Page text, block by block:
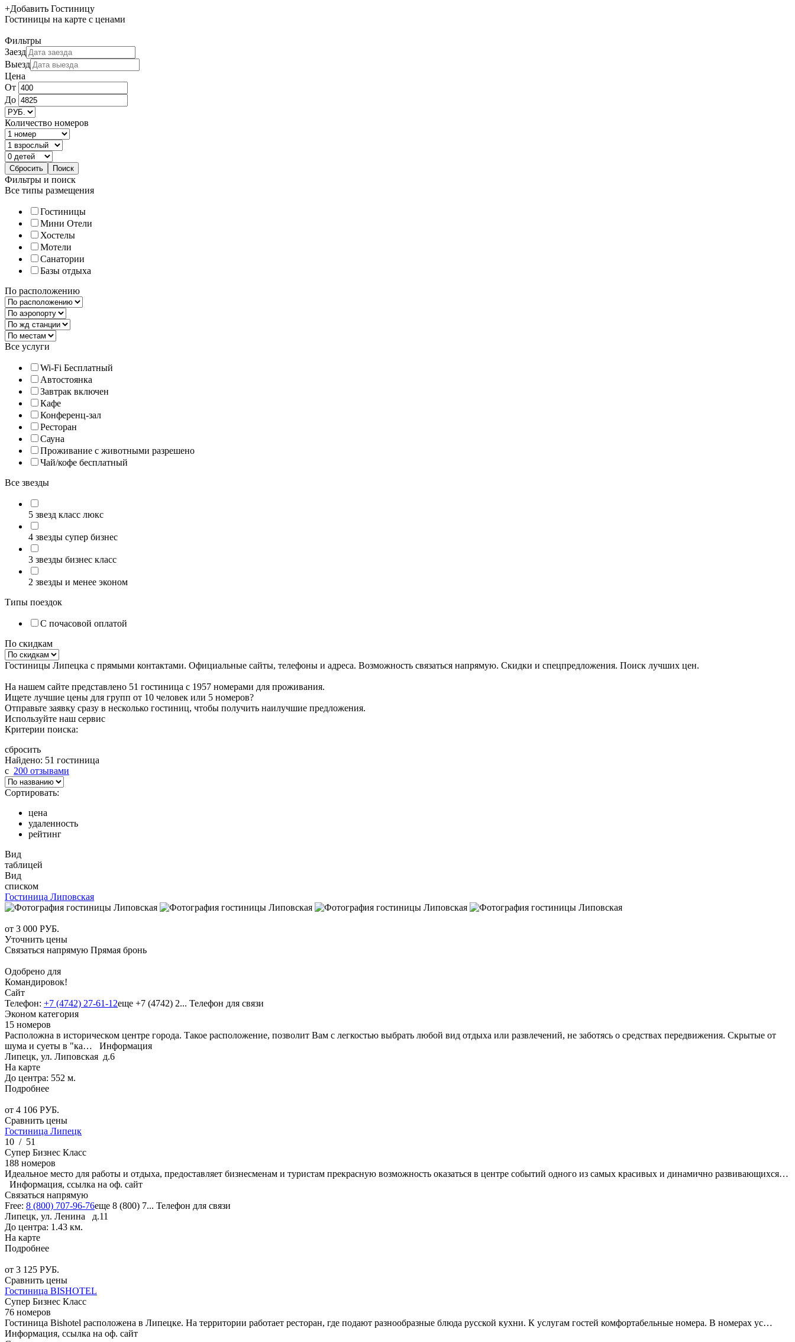
+Добавить Гостиницу
Гостиницы на карте с ценами
Фильтры
Заезд
Выезд
Цена
От
До
Количество номеров
Фильтры и поиск
Все типы размещения
Гостиницы
Мини Отели
Хостелы
Мотели
Санатории
Базы отдыха
По расположению
Все услуги
Wi-Fi Бесплатный
Автостоянка
Завтрак включен
Кафе
Конференц-зал
Ресторан
Сауна
Проживание с животными разрешено
Чай/кофе бесплатный
Все звезды
5 звезд класс люкс
4 звезды супер бизнес
3 звезды бизнес класс
2 звезды и менее эконом
Типы поездок
С почасовой оплатой
По скидкам
Гостиницы Липецка с прямыми контактами. Официальные сайты, телефоны и адреса. Возможность связаться напрямую. Скидки и спецпредложения. Поиск лучших цен.
На нашем сайте представлено 51 гостиница с 1957 номерами для проживания.
Ищете лучшие цены для групп от 10 человек или 5 номеров?
Отправьте заявку сразу в несколько гостиниц, чтобы получить наилучшие предложения.
Используйте наш сервис
Критерии поиска:
сбросить
Найдено: 51 гостиница
c 200 отзывами
Сортировать:
цена
удаленность
рейтинг
Вид
таблицей
Вид
списком
Гостиница Липовская
от 3 000 РУБ.
Уточнить цены
Связаться напрямую Прямая бронь
Одобрено для
Командировок!
Сайт
Телефон: +7 (4742) 27-61-12еще +7 (4742) 2... Телефон для связи
Эконом категория
15 номеров
Расположна в историческом центре города. Такое расположение, позволит Вам с легкостью выбрать любой вид отдыха или развлечений, не заботясь о средствах передвижения. Скрытые от
шума и суеты в "ка… Информация
Липецк, ул. Липовская д.6
На карте
До центра: 552 м.
Подробнее
от 4 106 РУБ.
Сравнить цены
Гостиница Липецк
10 / 51
Супер Бизнес Класс
188 номеров
Идеальное место для работы и отдыха, предоставляет бизнесменам и туристам прекрасную возможность оказаться в центре событий одного из самых красивых и динамично развивающихся…
Информация, ссылка на оф. сайт
Связаться напрямую
Free: 8 (800) 707-96-76еще 8 (800) 7... Телефон для связи
Липецк, ул. Ленина д.11
До центра: 1.43 км.
На карте
Подробнее
от 3 125 РУБ.
Сравнить цены
Гостиница BISHOTEL
Супер Бизнес Класс
76 номеров
Гостиница Bishotel расположена в Липецке. На территории работает ресторан, где подают разнообразные блюда русской кухни. К услугам гостей комфортабельные номера. В номерах ус…
Информация, ссылка на оф. сайт